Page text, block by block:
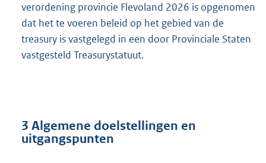
verordening provincie Flevoland 2026 is opgenomen
dat het te voeren beleid op het gebied van de
treasury is vastgelegd in een door Provinciale Staten
vastgesteld Treasurystatuut.
3 Algemene doelstellingen en
uitgangspunten